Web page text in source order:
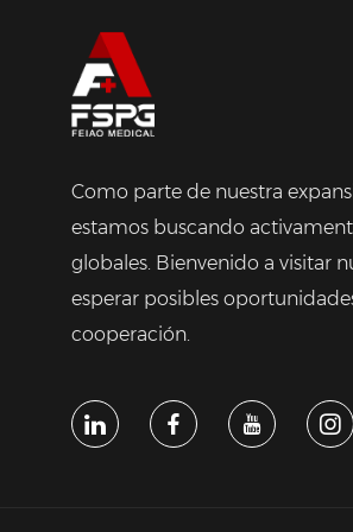
Como parte de nuestra
estamos buscando
globales. Bienvenido a visitar
esperar posibles
cooperación.